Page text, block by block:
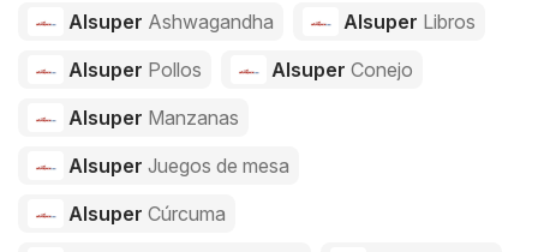
Alsuper Ashwagandha Alsuper Libros
Alsuper Pollos Alsuper Conejo
Alsuper Manzanas
Alsuper Juegos de mesa
Alsuper Cúrcuma